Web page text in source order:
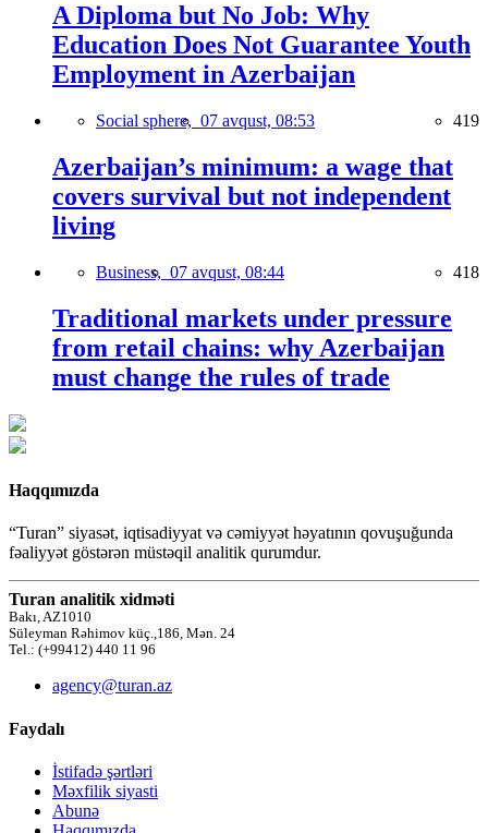
A Diploma but No Job: Why
Education Does Not Guarantee Youth
Employment in Azerbaijan
Social sphere, 07 avqust, 08:53 419
Azerbaijan’s minimum: a wage that
covers survival but not independent
living
Business, 07 avqust, 08:44 418
Traditional markets under pressure
from retail chains: why Azerbaijan
must change the rules of trade
Haqqımızda
“Turan” siyasət, iqtisadiyyat və cəmiyyət həyatının qovuşuğunda
fəaliyyət göstərən müstəqil analitik qurumdur.
Turan analitik xidməti
Bakı, AZ1010
Süleyman Rəhimov küç.,186, Mən. 24
Tel.: (+99412) 440 11 96
agency@turan.az
Faydalı
İstifadə şərtləri
Məxfilik siyasti
Abunə